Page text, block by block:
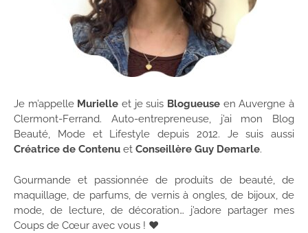
Je m’appelle Murielle et je suis Blogueuse en Auvergne à
Clermont-Ferrand. Auto-entrepreneuse, j’ai mon Blog
Beauté, Mode et Lifestyle depuis 2012. Je suis aussi
Créatrice de Contenu et Conseillère Guy Demarle.
Gourmande et passionnée de produits de beauté, de
maquillage, de parfums, de vernis à ongles, de bijoux, de
mode, de lecture, de décoration… j’adore partager mes
Coups de Cœur avec vous ! ♥